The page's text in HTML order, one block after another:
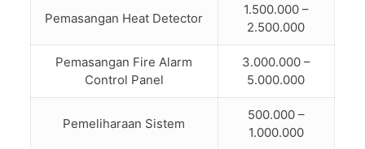
Pemasangan Heat Detector
1.500.000 –
2.500.000
Pemasangan Fire Alarm
Control Panel
3.000.000 –
5.000.000
Pemeliharaan Sistem
500.000 –
1.000.000